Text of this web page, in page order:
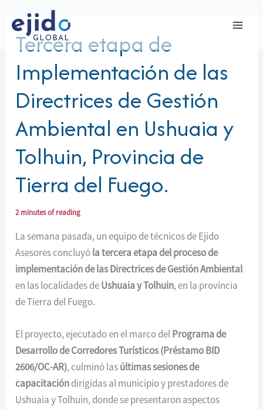
contenido
Tercera etapa de
Implementación de las
Directrices de Gestión
Ambiental en Ushuaia y
Tolhuin, Provincia de
Tierra del Fuego.
2 minutes of reading
La semana pasada, un equipo de técnicos de Ejido
Asesores concluyóla tercera etapa delproceso de
implementación de las Directrices de Gestión Ambiental
en las localidades deUshuaia y Tolhuin, en la provincia
de Tierra del Fuego.
El proyecto, ejecutado en el marco delPrograma de
Desarrollo de Corredores Turísticos (Préstamo BID
2606/OC-AR), culminó lasúltimas sesiones de
capacitacióndirigidas al municipio y prestadores de
Ushuaia y Tolhuin, donde se presentaron aspectos